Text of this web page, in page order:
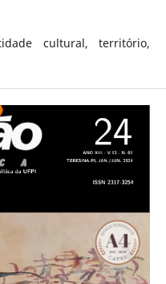
cultural, território,